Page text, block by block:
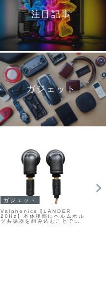
注目記事
ガジェット
ガジェット
Valphonics【LANDER
20Hz】本体後部にヘルムホル
ツ共鳴器を組み込むことで、
耳を密閉しない開放型であり